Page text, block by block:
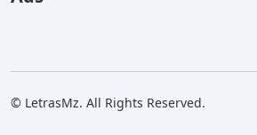
© LetrasMz. All Rights Reserved.